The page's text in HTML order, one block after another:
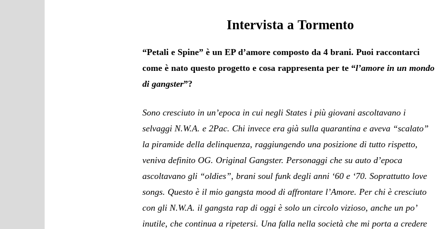
Intervista a Tormento
“Petali e Spine” è un EP d’amore composto da 4 brani. Puoi raccontarci
come è nato questo progetto e cosa rappresenta per te “l’amore in un mondo
di gangster”?
Sono cresciuto in un’epoca in cui negli States i più giovani ascoltavano i
selvaggi N.W.A. e 2Pac. Chi invece era già sulla quarantina e aveva “scalato”
la piramide della delinquenza, raggiungendo una posizione di tutto rispetto,
veniva definito OG. Original Gangster. Personaggi che su auto d’epoca
ascoltavano gli “oldies”, brani soul funk degli anni ‘60 e ‘70. Soprattutto love
songs. Questo è il mio gangsta mood di affrontare l’Amore. Per chi è cresciuto
con gli N.W.A. il gangsta rap di oggi è solo un circolo vizioso, anche un po’
inutile, che continua a ripetersi. Una falla nella società che mi porta a credere